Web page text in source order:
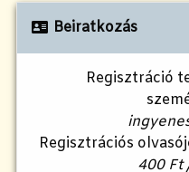
Beiratkozás
Regisztráció
Regisztrációs
400 Ft